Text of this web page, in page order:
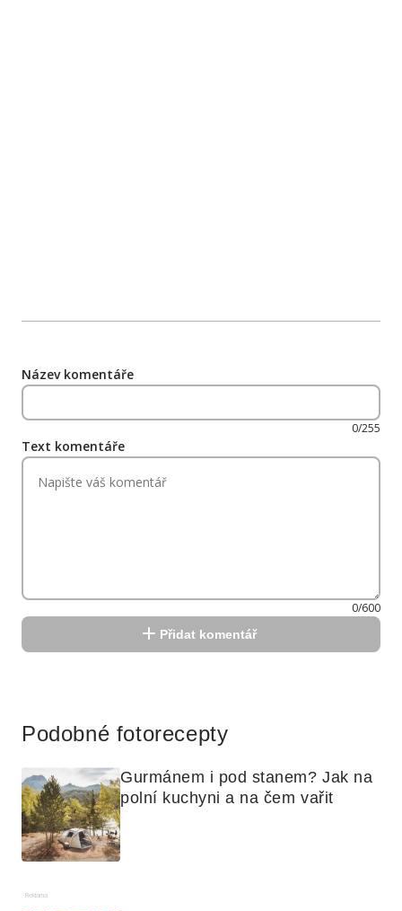
Název komentáře
0/255
Text komentáře
0/600
Přidat komentář
Podobné fotorecepty
Gurmánem i pod stanem? Jak na
polní kuchyni a na čem vařit
Reklama